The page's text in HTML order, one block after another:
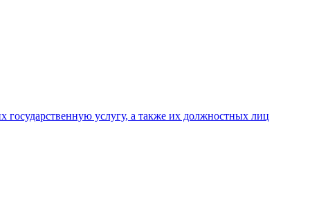
услугу, а также их должностных лиц